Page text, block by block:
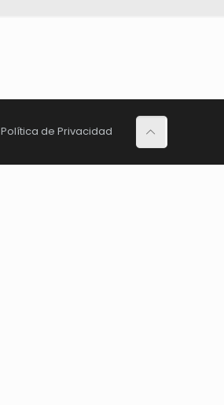
Política de Privacidad